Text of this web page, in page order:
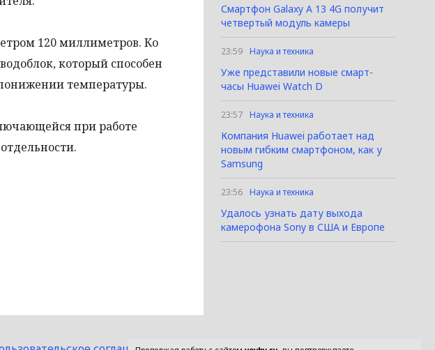
120 миллиметров. Ко
который способен
температуры.
при работе
Смартфон Galaxy A 13 4G получит
четвертый модуль камеры
23:59 Наука и техника
Уже представили новые смарт-
часы Huawei Watch D
23:57 Наука и техника
Компания Huawei работает над
новым гибким смартфоном, как у
Samsung
23:56 Наука и техника
Удалось узнать дату выхода
камерофона Sony в США и Европе